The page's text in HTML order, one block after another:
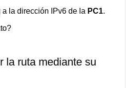
a la dirección IPv6 de la PC1.
la ruta mediante su